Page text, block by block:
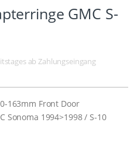
GMC S-
ab Zahlungseingang
163mm Front Door
Sonoma 1994>1998 / S-10